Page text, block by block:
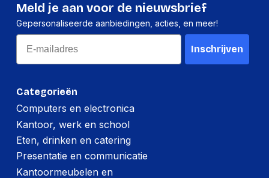
Categorieën
Computers en electronica
Kantoor, werk en school
Eten, drinken en catering
Presentatie en communicatie
Kantoormeubelen en
Meld je aan voor de nieuwsbrief
Gepersonaliseerde aanbiedingen, acties, en meer!
Email
Inschrijven